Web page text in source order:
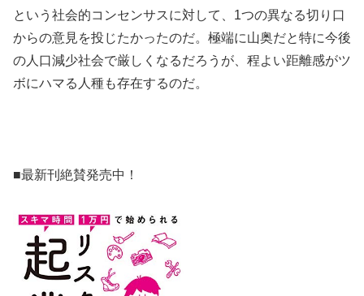
という社会的コンセンサスに対して、1つの異なる切り口
からの意見を投じたかったのだ。極端に山奥だと特に今後
の人口減少社会で厳しくなるだろうが、程よい距離感がツ
ボにハマる人種も存在するのだ。
■最新刊絶賛発売中！